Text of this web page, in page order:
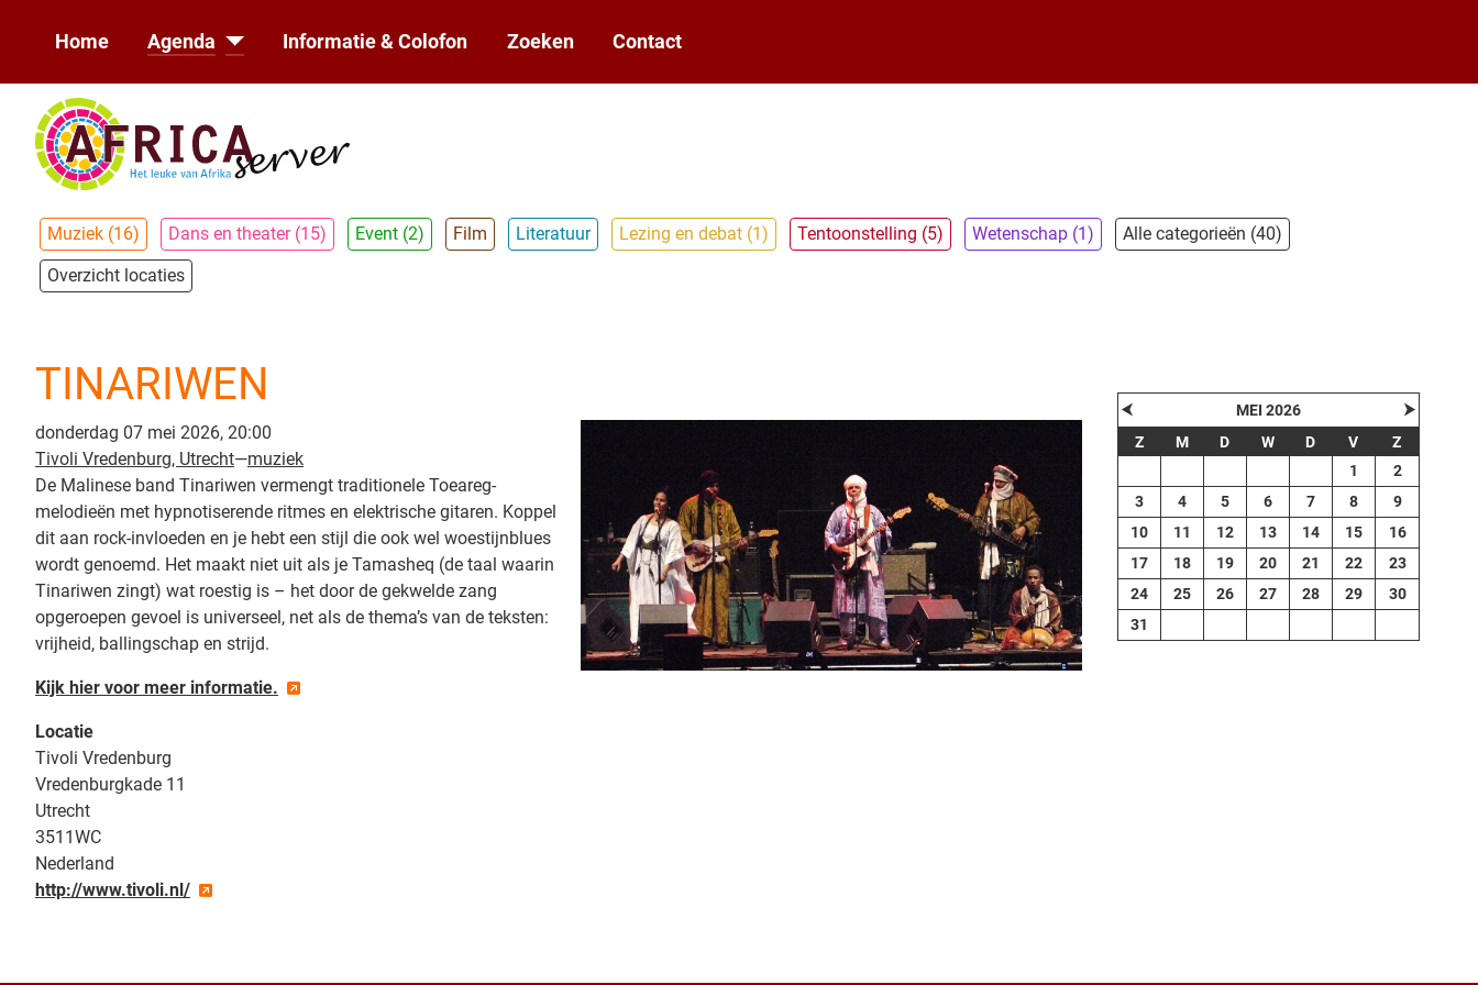
Home Agenda Informatie & Colofon Zoeken Contact
Muziek (16) Dans en theater (15) Event (2) Film Literatuur Lezing en debat (1) Tentoonstelling (5) Wetenschap (1)
Alle categorieën (40)
Overzicht locaties
TINARIWEN
donderdag 07 mei 2026, 20:00
Tivoli Vredenburg, Utrecht—muziek
De Malinese band Tinariwen vermengt traditionele Toeareg-
melodieën met hypnotiserende ritmes en elektrische gitaren. Koppel
dit aan rock-invloeden en je hebt een stijl die ook wel woestijnblues
wordt genoemd. Het maakt niet uit als je Tamasheq (de taal waarin
Tinariwen zingt) wat roestig is – het door de gekwelde zang
opgeroepen gevoel is universeel, net als de thema’s van de teksten:
vrijheid, ballingschap en strijd.
Kijk hier voor meer informatie.
Locatie
Tivoli Vredenburg
Vredenburgkade 11
Utrecht
3511WC
Nederland
http://www.tivoli.nl/
⮜ MEI 2026 ⮞
Z M D W D V
Z
1
2
3
4 5 6 7 8
9
10
11 12 13 14 15
16
17
18 19 20 21 22
23
24
25 26 27 28 29
30
31